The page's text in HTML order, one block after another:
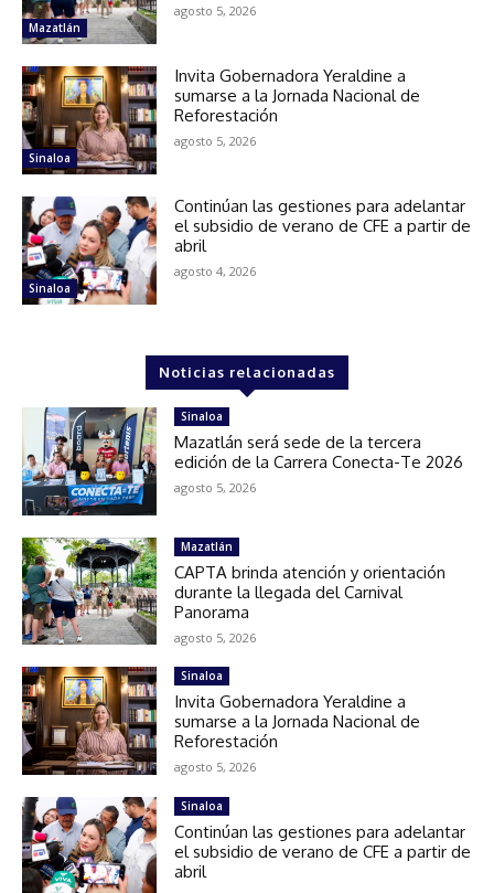
Mazatlán
agosto 5, 2026
Sinaloa
Invita Gobernadora Yeraldine a
sumarse a la Jornada Nacional de
Reforestación
agosto 5, 2026
Sinaloa
Continúan las gestiones para adelantar
el subsidio de verano de CFE a partir de
abril
agosto 4, 2026
Noticias relacionadas
Sinaloa
Mazatlán será sede de la tercera
edición de la Carrera Conecta-Te 2026
agosto 5, 2026
Mazatlán
CAPTA brinda atención y orientación
durante la llegada del Carnival
Panorama
agosto 5, 2026
Sinaloa
Invita Gobernadora Yeraldine a
sumarse a la Jornada Nacional de
Reforestación
agosto 5, 2026
Sinaloa
Continúan las gestiones para adelantar
el subsidio de verano de CFE a partir de
abril